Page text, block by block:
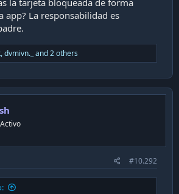
app? La responsabilidad es
,dvmivn._ and 2 others
#10.292